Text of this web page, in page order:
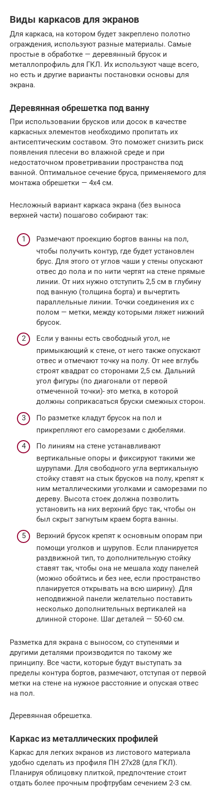
Виды каркасов для экранов
Для каркаса, на котором будет закреплено полотно
ограждения, используют разные материалы. Самые
простые в обработке — деревянный брусок и
металлопрофиль для ГКЛ. Их используют чаще всего,
но есть и другие варианты постановки основы для
экрана.
Деревянная обрешетка под ванну
При использовании брусков или досок в качестве
каркасных элементов необходимо пропитать их
антисептическим составом. Это поможет снизить риск
появления плесени во влажной среде и при
недостаточном проветривании пространства под
ванной. Оптимальное сечение бруса, применяемого для
монтажа обрешетки — 4х4 см.
Несложный вариант каркаса экрана (без выноса
верхней части) пошагово собирают так:
Размечают проекцию бортов ванны на пол,
чтобы получить контур, где будет установлен
брус. Для этого от углов чаши у стены опускают
отвес до пола и по нити чертят на стене прямые
линии. От них нужно отступить 2,5 см в глубину
под ванную (толщина борта) и вычертить
параллельные линии. Точки соединения их с
полом — метки, между которыми ляжет нижний
брусок.
Если у ванны есть свободный угол, не
примыкающий к стене, от него также опускают
отвес и отмечают точку на полу. От нее вглубь
строят квадрат со сторонами 2,5 см. Дальний
угол фигуры (по диагонали от первой
отмеченной точки)- это метка, в которой
должны соприкасаться бруски смежных сторон.
По разметке кладут брусок на пол и
прикрепляют его саморезами с дюбелями.
По линиям на стене устанавливают
вертикальные опоры и фиксируют такими же
шурупами. Для свободного угла вертикальную
стойку ставят на стык брусков на полу, крепят к
ним металлическими уголками и саморезами по
дереву. Высота стоек должна позволить
установить на них верхний брус так, чтобы он
был скрыт загнутым краем борта ванны.
Верхний брусок крепят к основным опорам при
помощи уголков и шурупов. Если планируется
раздвижной тип, то дополнительную стойку
ставят так, чтобы она не мешала ходу панелей
(можно обойтись и без нее, если пространство
планируется открывать на всю ширину). Для
неподвижной панели желательно поставить
несколько дополнительных вертикалей на
длинной стороне. Шаг деталей — 50-60 см.
Разметка для экрана с выносом, со ступенями и
другими деталями производится по такому же
принципу. Все части, которые будут выступать за
пределы контура бортов, размечают, отступая от первой
метки на стене на нужное расстояние и опуская отвес
на пол.
Деревянная обрешетка.
Каркас из металлических профилей
Каркас для легких экранов из листового материала
удобно сделать из профиля ПН 27х28 (для ГКЛ).
Планируя облицовку плиткой, предпочтение стоит
отдать более прочным профтрубам сечением 2-3 см.